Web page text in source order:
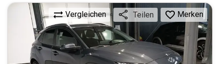
Vergleichen Teilen Merken